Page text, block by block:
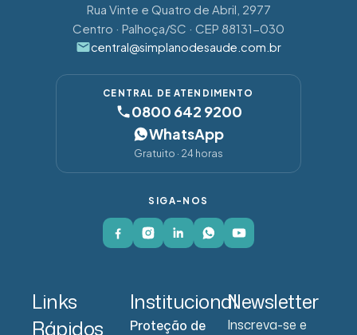
Rua Vinte e Quatro de Abril, 2977
Centro · Palhoça/SC · CEP 88131-030
central@simplanodesaude.com.br
CENTRAL DE ATENDIMENTO
0800 642 9200
WhatsApp
Gratuito · 24 horas
SIGA-NOS
Links
Rápidos
Institucional
Proteção de
Newsletter
Inscreva-se e